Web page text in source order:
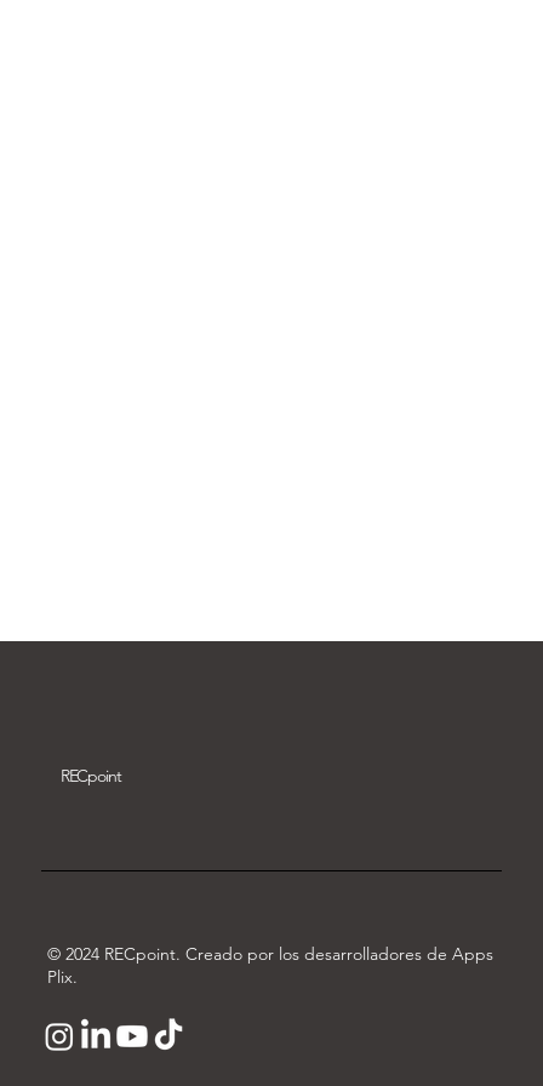
RECpoint
© 2024 RECpoint. Creado por los desarrolladores de Apps
Plix.